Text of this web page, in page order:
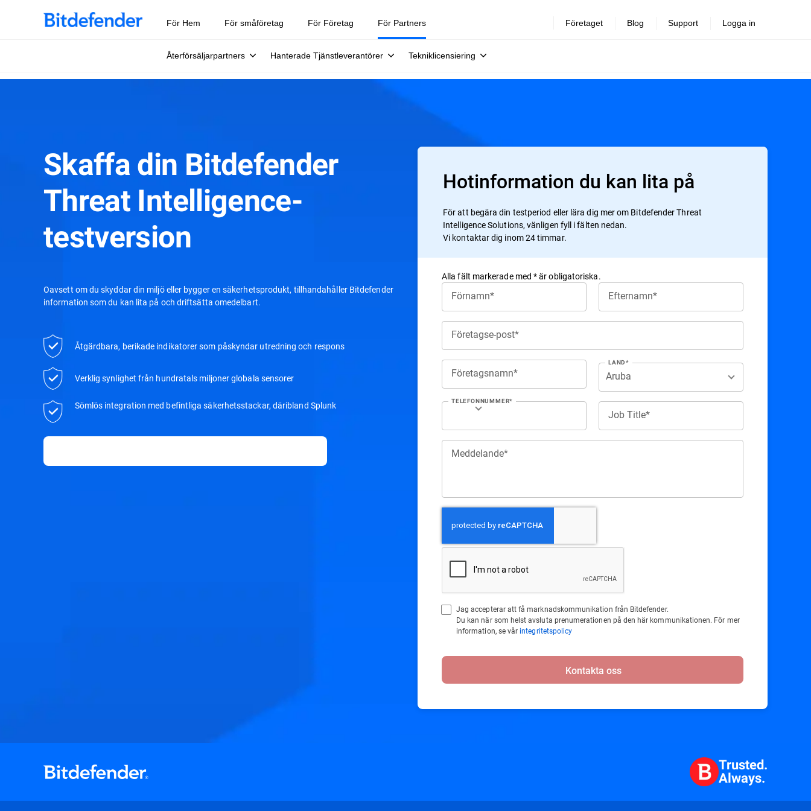
För Hem För småföretag För Företag För Partners
Återförsäljarpartners Hanterade Tjänstleverantörer Tekniklicensiering
Företaget Blog Support Logga in
Skaffa din Bitdefender
Threat Intelligence-
testversion
Oavsett om du skyddar din miljö eller bygger en säkerhetsprodukt, tillhandahåller Bitdefender
information som du kan lita på och driftsätta omedelbart.
Åtgärdbara, berikade indikatorer som påskyndar utredning och respons
Verklig synlighet från hundratals miljoner globala sensorer
Sömlös integration med befintliga säkerhetsstackar, däribland Splunk
Hotinformation du kan lita på
För att begära din testperiod eller lära dig mer om Bitdefender Threat
Intelligence Solutions, vänligen fyll i fälten nedan.
Vi kontaktar dig inom 24 timmar.
Alla fält markerade med * är obligatoriska.
Förnamn* Efternamn*
Företagse-post*
Företagsnamn*
LAND*
TELEFONNUMMER*
Job Title*
Meddelande*
Jag accepterar att få marknadskommunikation från Bitdefender.
Du kan när som helst avsluta prenumerationen på den här kommunikationen. För mer
information, se vår integritetspolicy
Kontakta oss
Trusted.
Always.